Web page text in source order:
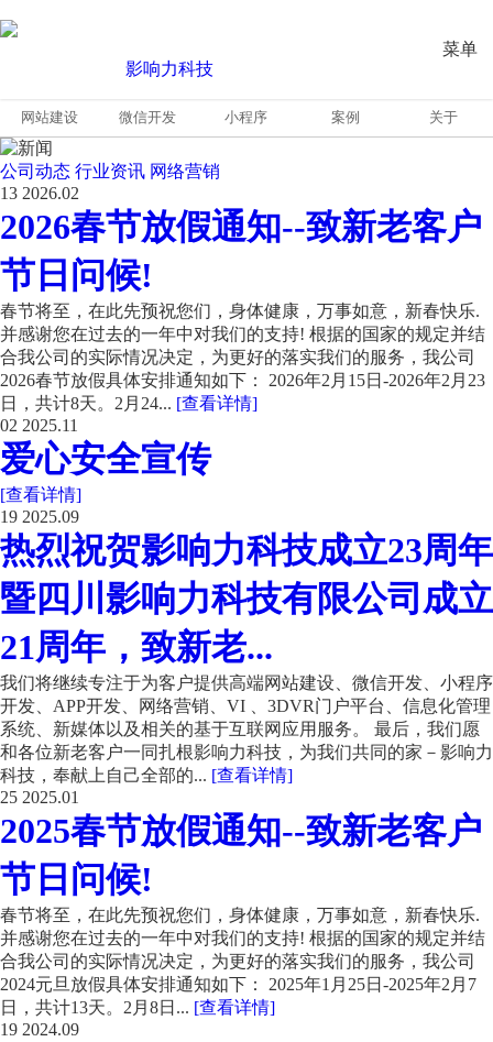
菜单
网站建设 微信开发 小程序 案例 关于
公司动态 行业资讯 网络营销
13 2026.02
2026春节放假通知--致新老客户
节日问候!
春节将至，在此先预祝您们，身体健康，万事如意，新春快乐.
并感谢您在过去的一年中对我们的支持! 根据的国家的规定并结
合我公司的实际情况决定，为更好的落实我们的服务，我公司
2026春节放假具体安排通知如下： 2026年2月15日-2026年2月23
日，共计8天。2月24... [查看详情]
02 2025.11
爱心安全宣传
[查看详情]
19 2025.09
热烈祝贺影响力科技成立23周年
暨四川影响力科技有限公司成立
21周年，致新老...
我们将继续专注于为客户提供高端网站建设、微信开发、小程序
开发、APP开发、网络营销、VI 、3DVR门户平台、信息化管理
系统、新媒体以及相关的基于互联网应用服务。 最后，我们愿
和各位新老客户一同扎根影响力科技，为我们共同的家－影响力
科技，奉献上自己全部的... [查看详情]
25 2025.01
2025春节放假通知--致新老客户
节日问候!
春节将至，在此先预祝您们，身体健康，万事如意，新春快乐.
并感谢您在过去的一年中对我们的支持! 根据的国家的规定并结
合我公司的实际情况决定，为更好的落实我们的服务，我公司
2024元旦放假具体安排通知如下： 2025年1月25日-2025年2月7
日，共计13天。2月8日... [查看详情]
19 2024.09